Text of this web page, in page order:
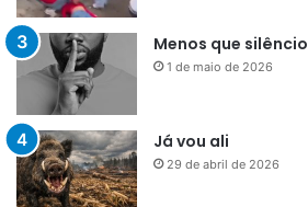
Menos que silêncio
1 de maio de 2026
Já vou ali
29 de abril de 2026